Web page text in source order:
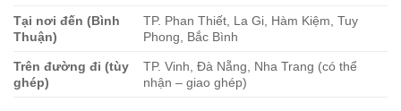
Tại nơi đến (Bình
Thuận)
TP. Phan Thiết, La Gi, Hàm Kiệm, Tuy
Phong, Bắc Bình
Trên đường đi (tùy
ghép)
TP. Vinh, Đà Nẵng, Nha Trang (có thể
nhận – giao ghép)